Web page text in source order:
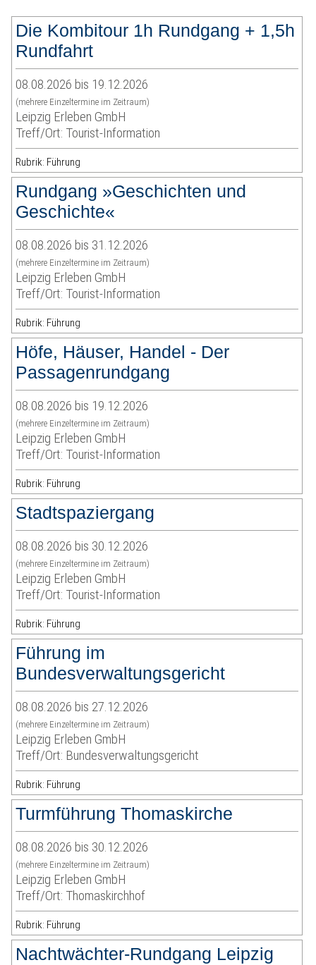
Die Kombitour 1h Rundgang + 1,5h
Rundfahrt
08.08.2026 bis 19.12.2026
(mehrere Einzeltermine im Zeitraum)
Leipzig Erleben GmbH
Treff/Ort: Tourist-Information
Rubrik: Führung
Rundgang »Geschichten und
Geschichte«
08.08.2026 bis 31.12.2026
(mehrere Einzeltermine im Zeitraum)
Leipzig Erleben GmbH
Treff/Ort: Tourist-Information
Rubrik: Führung
Höfe, Häuser, Handel - Der
Passagenrundgang
08.08.2026 bis 19.12.2026
(mehrere Einzeltermine im Zeitraum)
Leipzig Erleben GmbH
Treff/Ort: Tourist-Information
Rubrik: Führung
Stadtspaziergang
08.08.2026 bis 30.12.2026
(mehrere Einzeltermine im Zeitraum)
Leipzig Erleben GmbH
Treff/Ort: Tourist-Information
Rubrik: Führung
Führung im
Bundesverwaltungsgericht
08.08.2026 bis 27.12.2026
(mehrere Einzeltermine im Zeitraum)
Leipzig Erleben GmbH
Treff/Ort: Bundesverwaltungsgericht
Rubrik: Führung
Turmführung Thomaskirche
08.08.2026 bis 30.12.2026
(mehrere Einzeltermine im Zeitraum)
Leipzig Erleben GmbH
Treff/Ort: Thomaskirchhof
Rubrik: Führung
Nachtwächter-Rundgang Leipzig